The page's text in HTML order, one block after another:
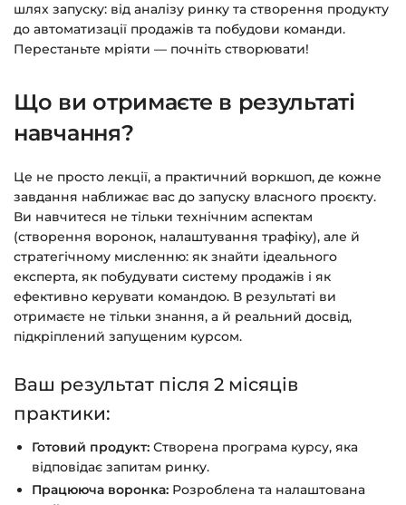
Детальніше про оплату та безпеку — у довідці
>>>
чат на сайті.
шлях запуску: від аналізу ринку та створення продукту
до автоматизації продажів та побудови команди.
Перестаньте мріяти — почніть створювати!
Що ви отримаєте в результаті
навчання?
Це не просто лекції, а практичний воркшоп, де кожне
завдання наближає вас до запуску власного проєкту.
Ви навчитеся не тільки технічним аспектам
(створення воронок, налаштування трафіку), але й
стратегічному мисленню: як знайти ідеального
експерта, як побудувати систему продажів і як
ефективно керувати командою. В результаті ви
отримаєте не тільки знання, а й реальний досвід,
підкріплений запущеним курсом.
Ваш результат після 2 місяців
практики:
Готовий продукт: Створена програма курсу, яка
відповідає запитам ринку.
Працююча воронка: Розроблена та налаштована